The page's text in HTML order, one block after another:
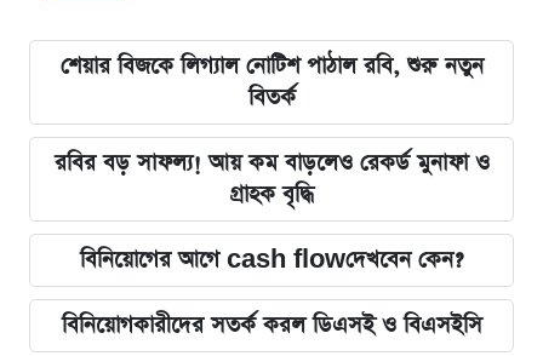
শেয়ার বিজকে লিগ্যাল নোটিশ পাঠাল রবি, শুরু নতুন
বিতর্ক
রবির বড় সাফল্য! আয় কম বাড়লেও রেকর্ড মুনাফা ও
গ্রাহক বৃদ্ধি
বিনিয়োগের আগে cash flowদেখবেন কেন?
বিনিয়োগকারীদের সতর্ক করল ডিএসই ও বিএসইসি